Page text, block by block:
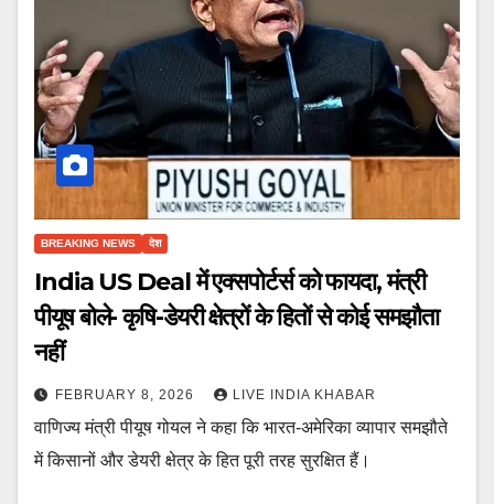
BREAKING NEWS देश
India US Deal में एक्सपोर्टर्स को फायदा, मंत्री
पीयूष बोले- कृषि-डेयरी क्षेत्रों के हितों से कोई समझौता
नहीं
FEBRUARY 8, 2026 LIVE INDIA KHABAR
वाणिज्य मंत्री पीयूष गोयल ने कहा कि भारत-अमेरिका व्यापार समझौते
में किसानों और डेयरी क्षेत्र के हित पूरी तरह सुरक्षित हैं।